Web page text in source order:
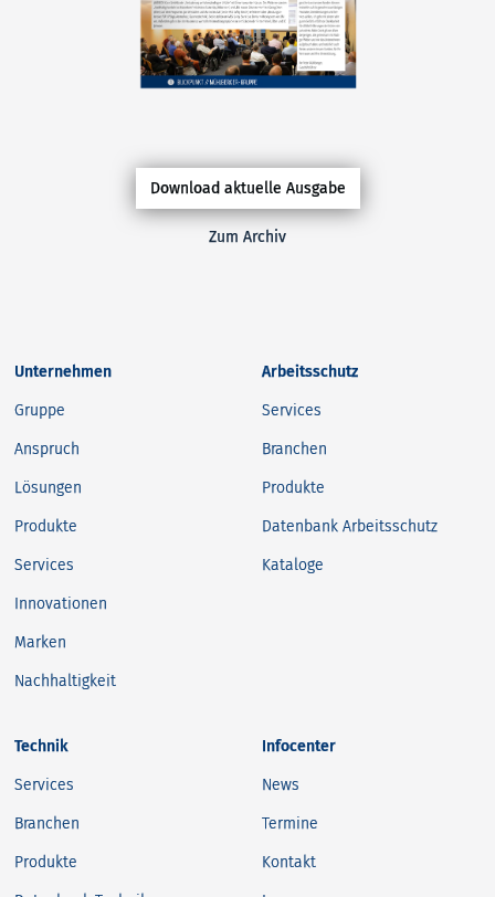
Unternehmen
Gruppe
Anspruch
Lösungen
Produkte
Services
Innovationen
Marken
Nachhaltigkeit
Arbeitsschutz
Services
Branchen
Produkte
Datenbank Arbeitsschutz
Kataloge
Technik
Services
Branchen
Produkte
Infocenter
News
Termine
Kontakt
Download aktuelle Ausgabe
Zum Archiv